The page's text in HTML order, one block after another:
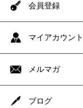
会員登録
マイアカウント
メルマガ
ブログ